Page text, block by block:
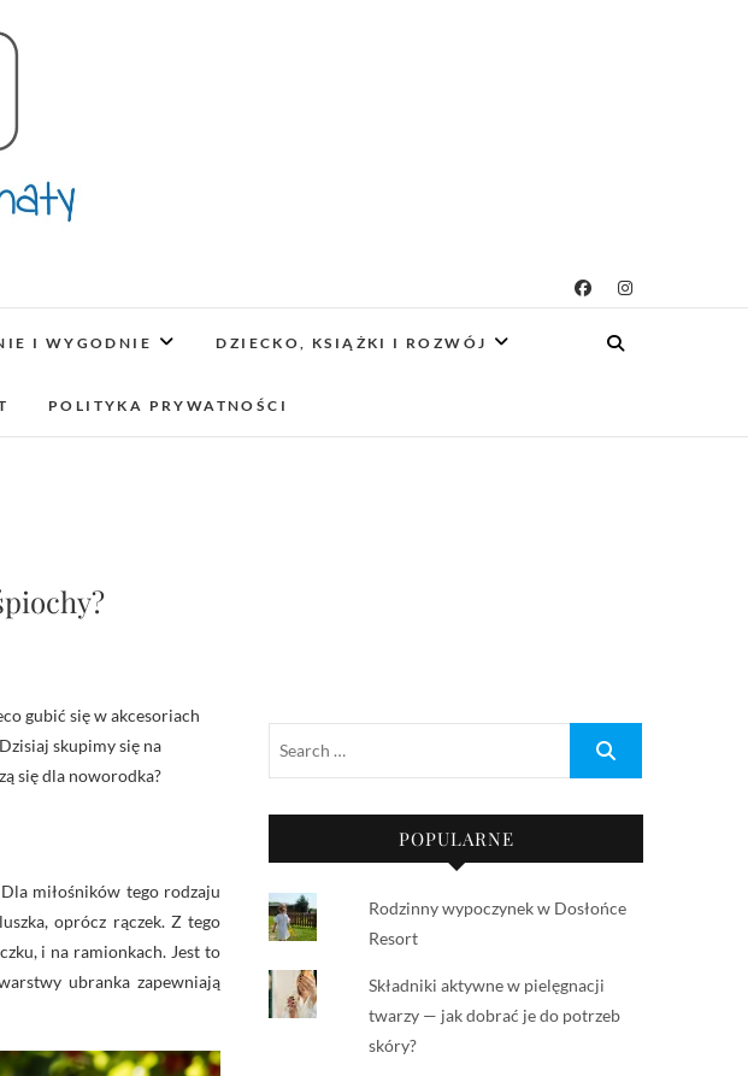
Blog rodzicielsko-
lifestylowy
Z NAUKĄ, CIEKAWE PROJEKTY DIY Z DZIECKIEM,
I WYGODNIE DZIECKO, KSIĄŻKI I ROZWÓJ
POLITYKA PRYWATNOŚCI
skupimy się na
się dla noworodka?
miłośników tego rodzaju
oprócz rączek. Z tego
i na ramionkach. Jest to
ubranka zapewniają
POPULARNE
Rodzinny wypoczynek w Dosłońce
Resort
Składniki aktywne w pielęgnacji
twarzy — jak dobrać je do potrzeb
skóry?